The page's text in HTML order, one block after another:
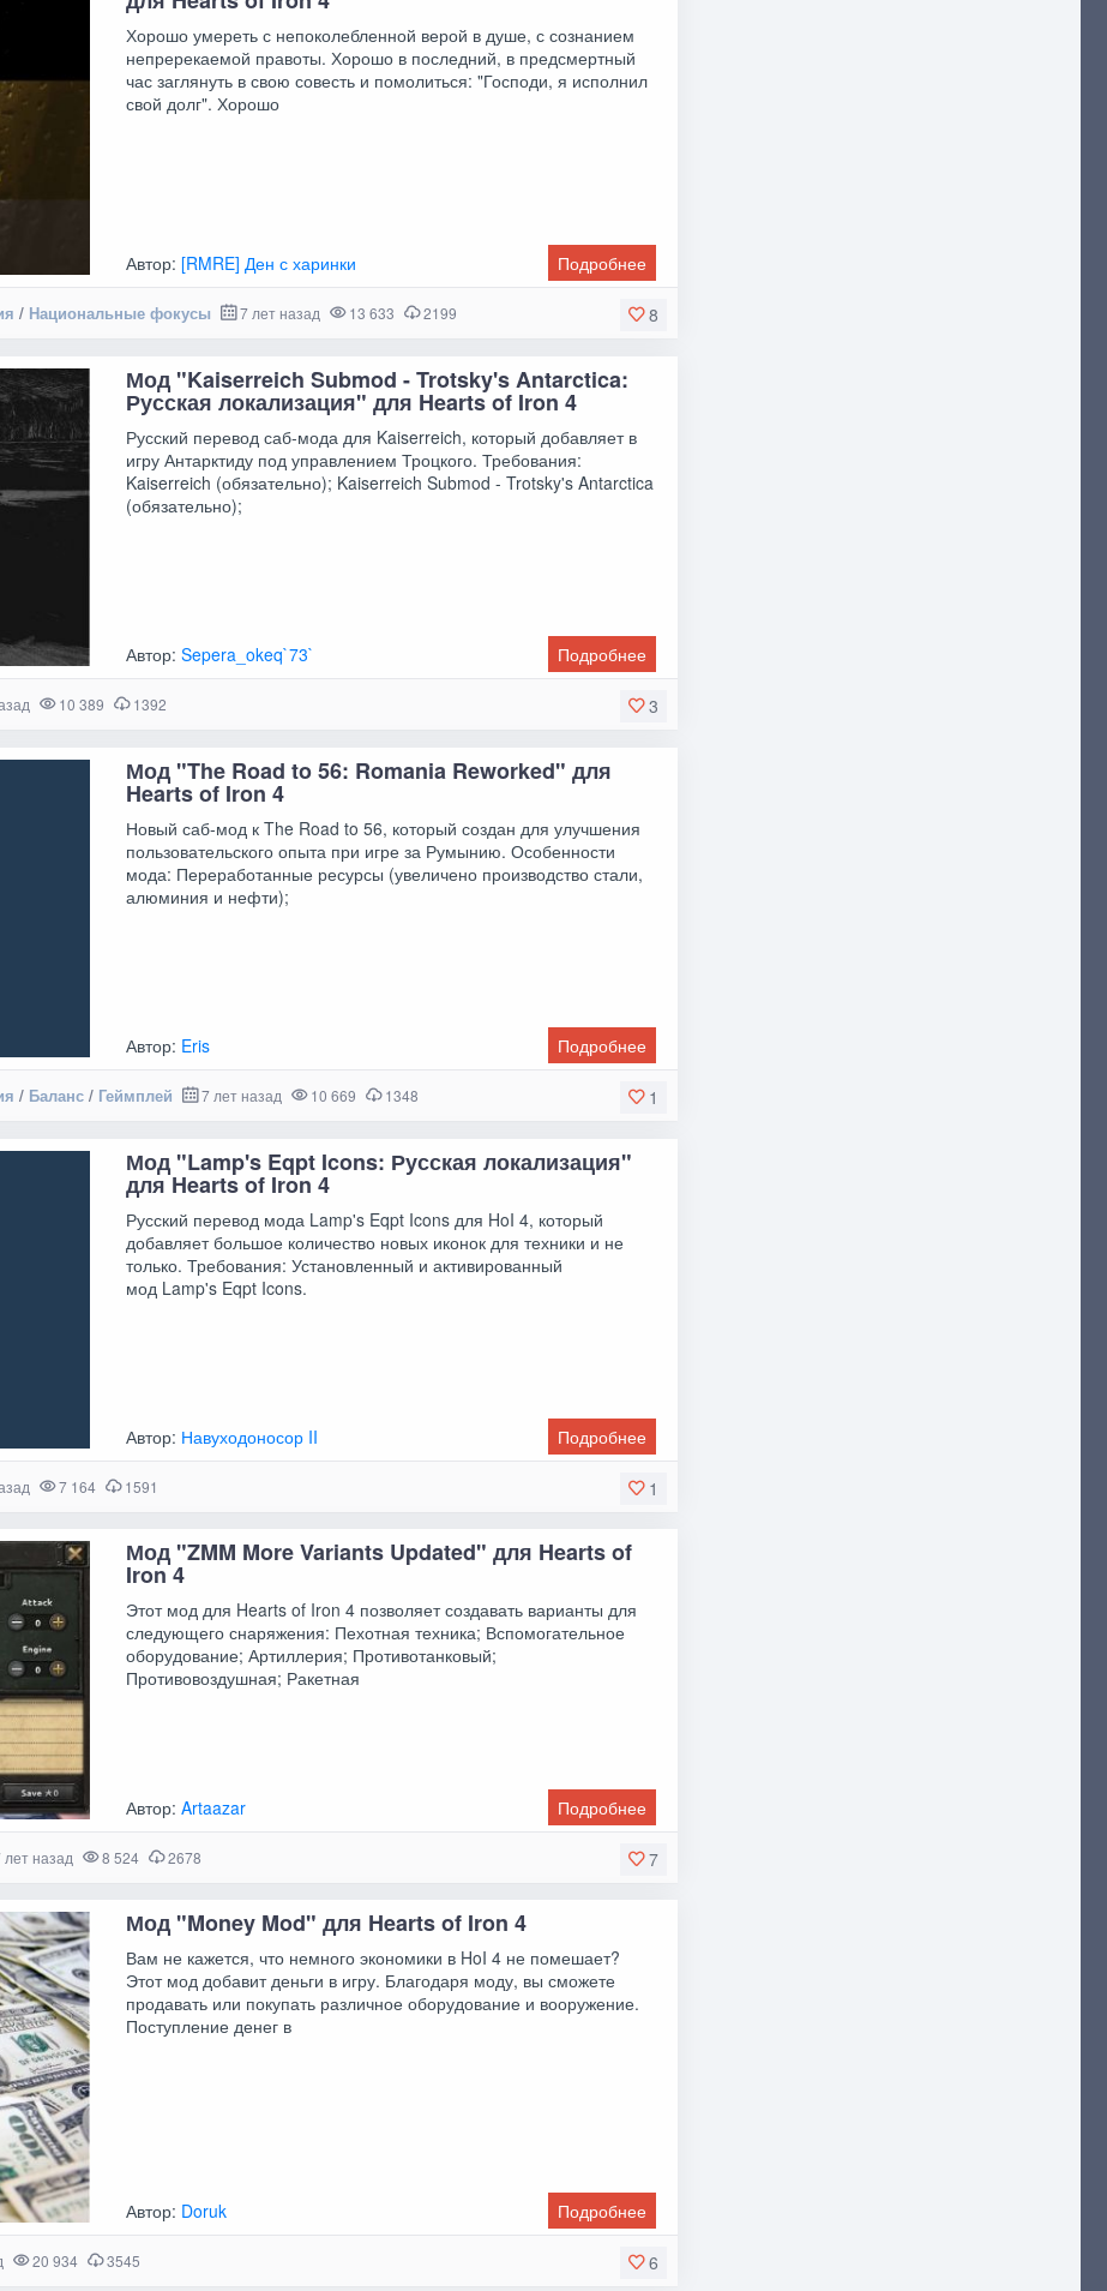
Хорошо умереть с непоколебленной верой в душе, с сознанием
непререкаемой правоты. Хорошо в последний, в предсмертный
час заглянуть в свою совесть и помолиться: "Господи, я исполнил
свой долг". Хорошо
Автор:[RMRE] Ден с харинки Подробнее
8
/ Национальные фокусы 7 лет назад 13 633 2199
Мод "Kaiserreich Submod - Trotsky's Antarctica:
Русская локализация" для Hearts of Iron 4
Русский перевод саб-мода для Kaiserreich, который добавляет в
игру Антарктиду под управлением Троцкого. Требования:
Kaiserreich (обязательно); Kaiserreich Submod - Trotsky's Antarctica
(обязательно);
Автор:Sepera_okeq`73` Подробнее
3
10 389 1392
Мод "The Road to 56: Romania Reworked" для
Hearts of Iron 4
Новый саб-мод к The Road to 56, который создан для улучшения
пользовательского опыта при игре за Румынию. Особенности
мода: Переработанные ресурсы (увеличено производство стали,
алюминия и нефти);
Автор: Eris Подробнее
1
/ Баланс/ Геймплей 7 лет назад 10 669 1348
Мод "Lamp's Eqpt Icons: Русская локализация"
для Hearts of Iron 4
Русский перевод мода Lamp's Eqpt Icons для HoI 4, который
добавляет большое количество новых иконок для техники и не
только. Требования: Установленный и активированный
мод Lamp's Eqpt Icons.
Автор: Навуходоносор II Подробнее
1
7 164 1591
Мод "ZMM More Variants Updated" для Hearts of
Iron 4
Этот мод для Hearts of Iron 4 позволяет создавать варианты для
следующего снаряжения: Пехотная техника; Вспомогательное
оборудование; Артиллерия; Противотанковый;
Противовоздушная; Ракетная
Автор:Artaazar Подробнее
7
лет назад 8 524 2678
Мод "Money Mod" для Hearts of Iron 4
Вам не кажется, что немного экономики в HoI 4 не помешает?
Этот мод добавит деньги в игру. Благодаря моду, вы сможете
продавать или покупать различное оборудование и вооружение.
Поступление денег в
Автор: Doruk Подробнее
6
20 934 3545